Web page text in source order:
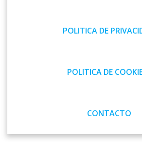
POLITICA DE
POLITICA DE
CONTACTO